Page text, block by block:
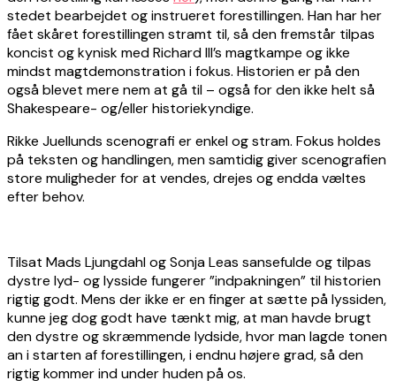
stedet bearbejdet og instrueret forestillingen. Han har her
fået skåret forestillingen stramt til, så den fremstår tilpas
koncist og kynisk med Richard III’s magtkampe og ikke
mindst magtdemonstration i fokus. Historien er på den
også blevet mere nem at gå til – også for den ikke helt så
Shakespeare- og/eller historiekyndige.
Rikke Juellunds scenografi er enkel og stram. Fokus holdes
på teksten og handlingen, men samtidig giver scenografien
store muligheder for at vendes, drejes og endda væltes
efter behov.
Tilsat Mads Ljungdahl og Sonja Leas sansefulde og tilpas
dystre lyd- og lysside fungerer ”indpakningen” til historien
rigtig godt. Mens der ikke er en finger at sætte på lyssiden,
kunne jeg dog godt have tænkt mig, at man havde brugt
den dystre og skræmmende lydside, hvor man lagde tonen
an i starten af forestillingen, i endnu højere grad, så den
rigtig kommer ind under huden på os.